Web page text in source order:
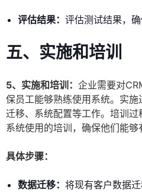
评估结果： 评估测试结果，确
五、实施和培训
5、实施和培训： 企业需要对
保员工能够熟练使用系统。实
迁移、系统配置等工作。培训
系统使用的培训，确保他们能够
具体步骤：
数据迁移： 将现有客户数据迁